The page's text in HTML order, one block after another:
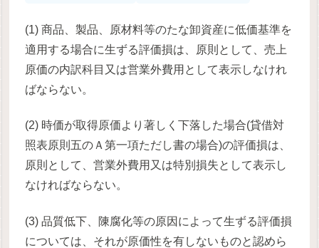
(1) 商品、製品、原材料等のたな卸資産に低価基準を
適用する場合に生ずる評価損は、原則として、売上
原価の内訳科目又は営業外費用として表示しなけれ
ばならない。
(2) 時価が取得原価より著しく下落した場合(貸借対
照表原則五のＡ第一項ただし書の場合)の評価損は、
原則として、営業外費用又は特別損失として表示し
なければならない。
(3) 品質低下、陳腐化等の原因によって生ずる評価損
については、それが原価性を有しないものと認めら